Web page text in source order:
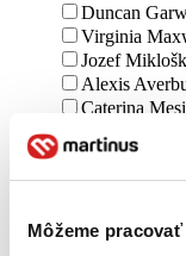
Môžeme
Duncan
Virginia
Jozef
Alexis
Caterina
Marcel Sauer
Václav Fiala
Tim Jepson